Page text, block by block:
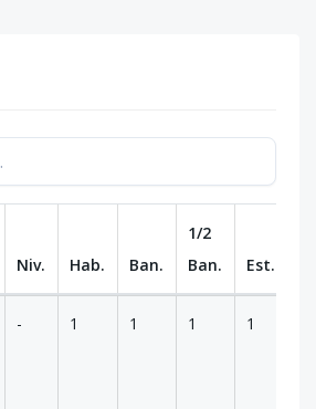
Niv. Hab. Ban.
1/2
Ban.
Est.
- 1 1 1 1